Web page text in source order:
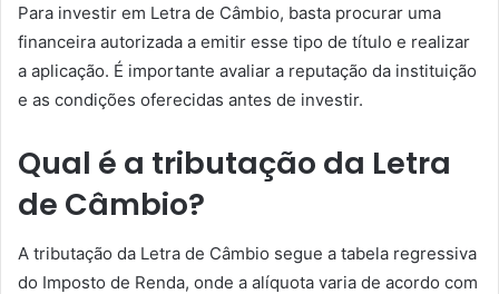
Para investir em Letra de Câmbio, basta procurar uma
financeira autorizada a emitir esse tipo de título e realizar
a aplicação. É importante avaliar a reputação da instituição
e as condições oferecidas antes de investir.
Qual é a tributação da Letra
de Câmbio?
A tributação da Letra de Câmbio segue a tabela regressiva
do Imposto de Renda, onde a alíquota varia de acordo com